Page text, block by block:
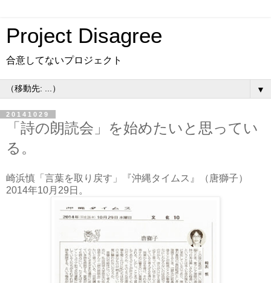
Project Disagree
合意してないプロジェクト
▼
20141029
「詩の朗読会」を始めたいと思ってい
る。
崎浜慎「言葉を取り戻す」『沖縄タイムス』（唐獅子）
2014年10月29日。